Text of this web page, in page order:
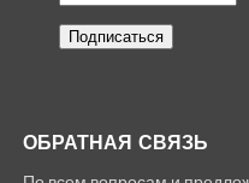
ОБРАТНАЯ СВЯЗЬ